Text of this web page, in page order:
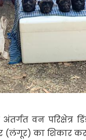
वन परिक्षेत्र
(लंगूर) का शिकार